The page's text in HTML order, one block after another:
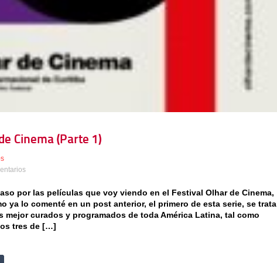
Cinema (Parte 1)
por las películas que voy viendo en el Festival Olhar de Cinema,
ya lo comenté en un post anterior, el primero de esta serie, se trata
mejor curados y programados de toda América Latina, tal como
tres de […]